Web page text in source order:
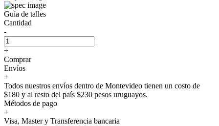
Guía de talles
Cantidad
-
+
Comprar
Envíos
+
Todos nuestros envíos dentro de Montevideo tienen un costo de
$180 y al resto del país $230 pesos uruguayos.
Métodos de pago
+
Visa, Master y Transferencia bancaria